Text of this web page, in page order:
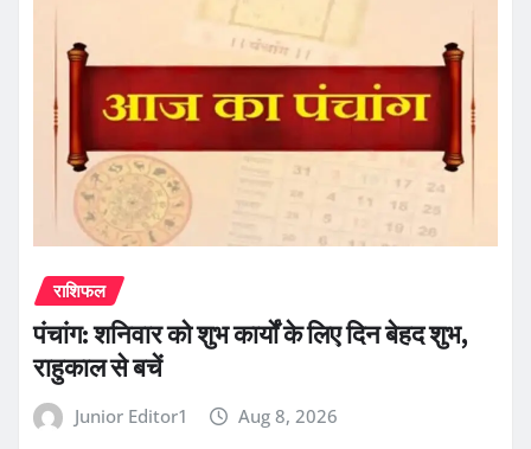
राशिफल
पंचांग: शनिवार को शुभ कार्यों के लिए दिन बेहद शुभ,
राहुकाल से बचें
Junior Editor1 Aug 8, 2026